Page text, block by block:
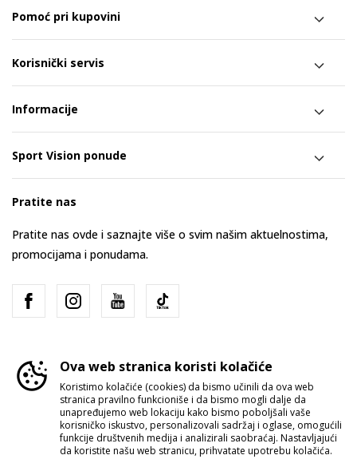
Pomoć pri kupovini
Korisnički servis
Informacije
Sport Vision ponude
Pratite nas
Pratite nas ovde i saznajte više o svim našim aktuelnostima,
promocijama i ponudama.
Srbija Promenite
Ova web stranica koristi kolačiće
Koristimo kolačiće (cookies) da bismo učinili da ova web
stranica pravilno funkcioniše i da bismo mogli dalje da
unapređujemo web lokaciju kako bismo poboljšali vaše
korisničko iskustvo, personalizovali sadržaj i oglase, omogućili
funkcije društvenih medija i analizirali saobraćaj. Nastavljajući
da koristite našu web stranicu, prihvatate upotrebu kolačića.